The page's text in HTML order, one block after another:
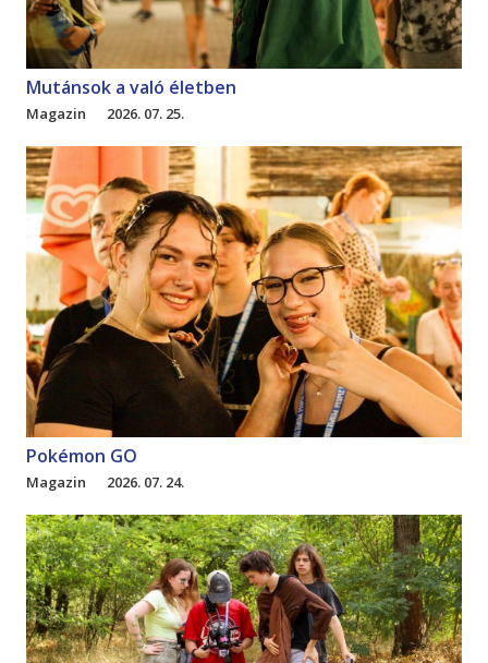
Mutánsok a való életben
Magazin 2026. 07. 25.
Pokémon GO
Magazin 2026. 07. 24.